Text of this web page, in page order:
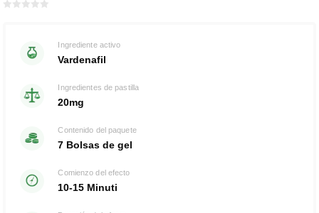
Ingrediente activo
Vardenafil
Ingredientes de pastilla
20mg
Contenido del paquete
7 Bolsas de gel
Comienzo del efecto
10-15 Minuti